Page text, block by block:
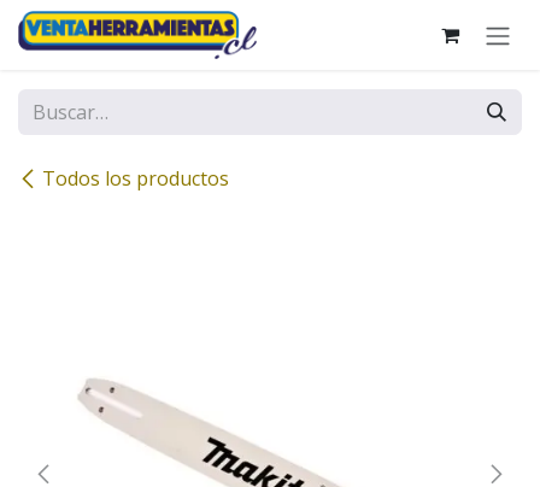
Ir al contenido
Todos los productos